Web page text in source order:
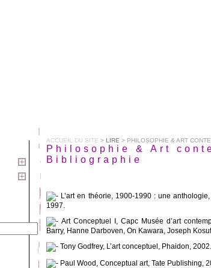
ACCUEIL DU SITE > LIRE > PHILOSOPHIE & ART
Philosophie & Art
Bibliographie
L’art en théorie, 1900-1990 : une
1997.
Art Conceptuel I, Capc Musée d’art
Barry, Hanne Darboven, On Kawara, Joseph
Tony Godfrey, L’art conceptuel, Phaidon, 2002.
Paul Wood, Conceptual art, Tate Publishing,